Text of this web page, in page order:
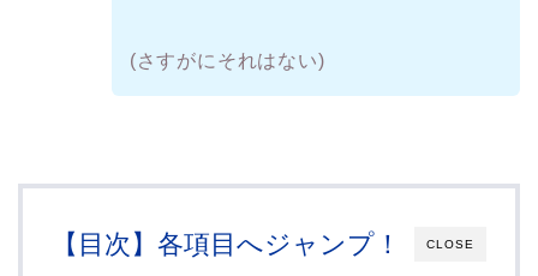
(さすがにそれはない)
CLOSE
【目次】各項目へジャンプ！